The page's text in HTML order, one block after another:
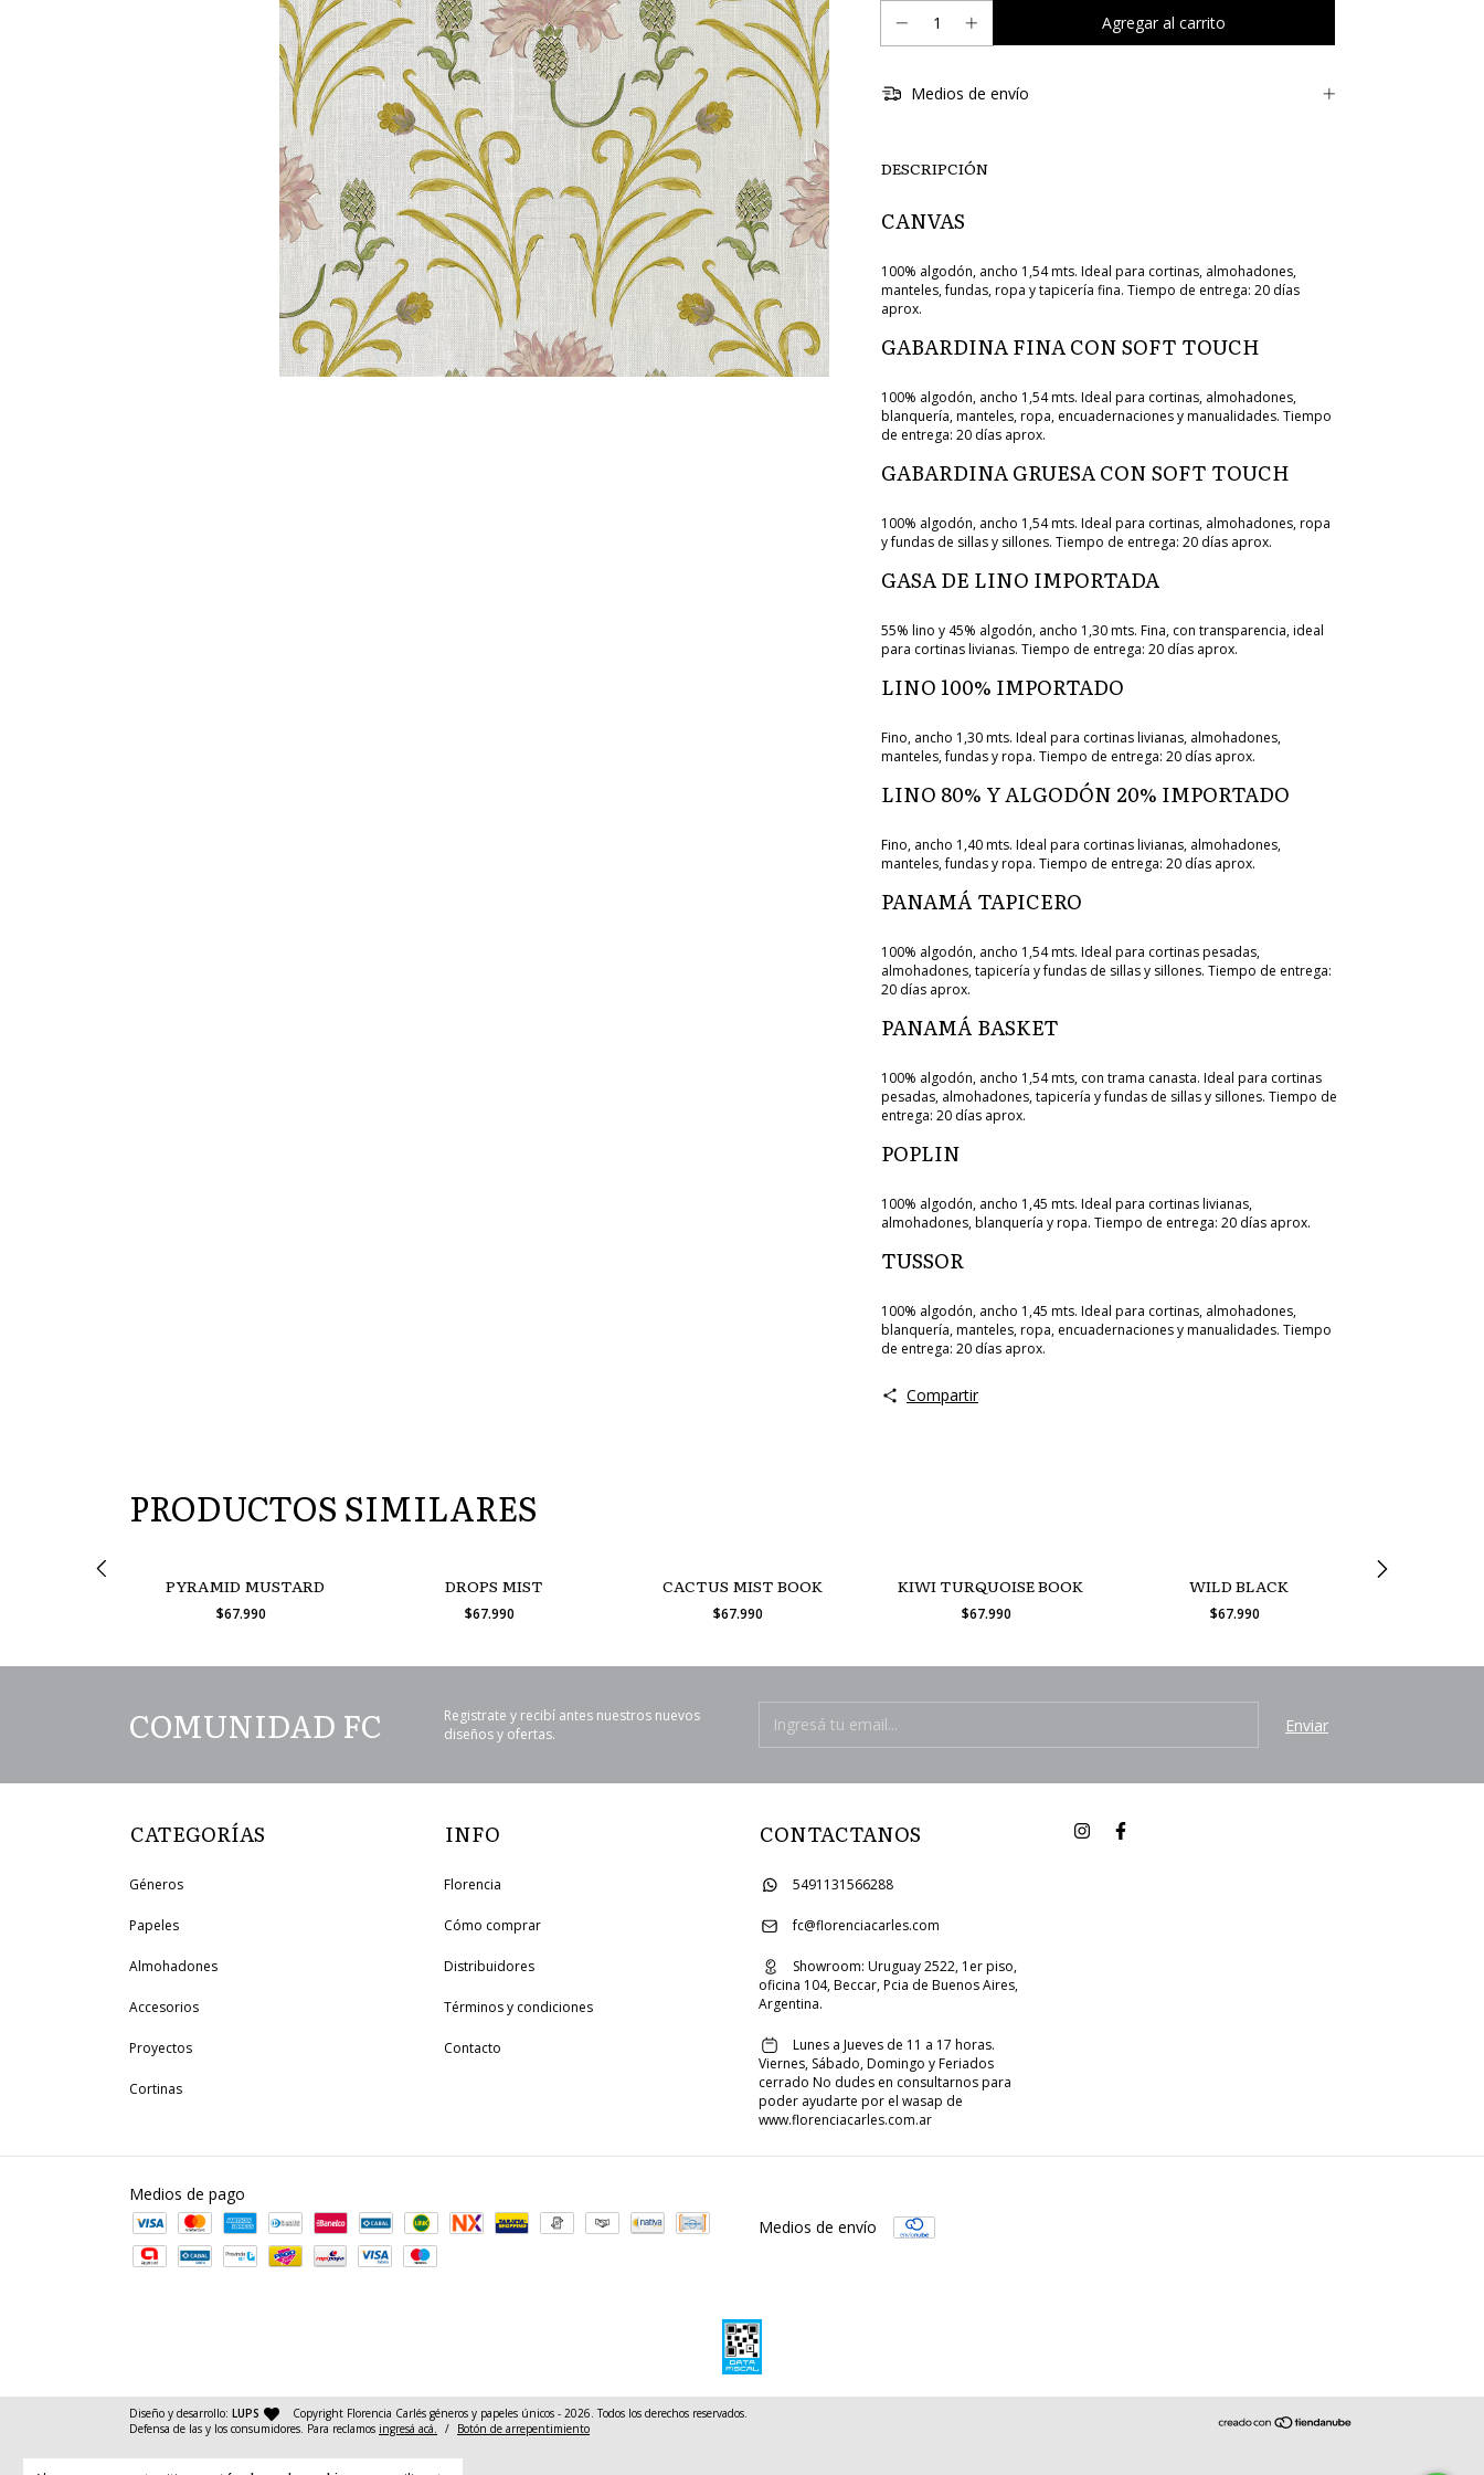
Medios de envío
DESCRIPCIÓN
CANVAS
100% algodón, ancho 1,54 mts. Ideal para cortinas, almohadones,
manteles, fundas, ropa y tapicería fina. Tiempo de entrega: 20 días
aprox.
GABARDINA FINA CON SOFT TOUCH
100% algodón, ancho 1,54 mts. Ideal para cortinas, almohadones,
blanquería, manteles, ropa, encuadernaciones y manualidades. Tiempo
de entrega: 20 días aprox.
GABARDINA GRUESA CON SOFT TOUCH
100% algodón, ancho 1,54 mts. Ideal para cortinas, almohadones, ropa
y fundas de sillas y sillones. Tiempo de entrega: 20 días aprox.
GASA DE LINO IMPORTADA
55% lino y 45% algodón, ancho 1,30 mts. Fina, con transparencia, ideal
para cortinas livianas. Tiempo de entrega: 20 días aprox.
LINO 100% IMPORTADO
Fino, ancho 1,30 mts. Ideal para cortinas livianas, almohadones,
manteles, fundas y ropa. Tiempo de entrega: 20 días aprox.
LINO 80% Y ALGODÓN 20% IMPORTADO
Fino, ancho 1,40 mts. Ideal para cortinas livianas, almohadones,
manteles, fundas y ropa. Tiempo de entrega: 20 días aprox.
PANAMÁ TAPICERO
100% algodón, ancho 1,54 mts. Ideal para cortinas pesadas,
almohadones, tapicería y fundas de sillas y sillones. Tiempo de entrega:
20 días aprox.
PANAMÁ BASKET
100% algodón, ancho 1,54 mts, con trama canasta. Ideal para cortinas
pesadas, almohadones, tapicería y fundas de sillas y sillones. Tiempo de
entrega: 20 días aprox.
POPLIN
100% algodón, ancho 1,45 mts. Ideal para cortinas livianas,
almohadones, blanquería y ropa. Tiempo de entrega: 20 días aprox.
TUSSOR
100% algodón, ancho 1,45 mts. Ideal para cortinas, almohadones,
blanquería, manteles, ropa, encuadernaciones y manualidades. Tiempo
de entrega: 20 días aprox.
Compartir
PRODUCTOS SIMILARES
PYRAMID MUSTARD
$67.990
DROPS MIST
$67.990
CACTUS MIST BOOK
$67.990
KIWI TURQUOISE BOOK
$67.990
WILD BLACK
$67.990
COMUNIDAD FC
Registrate y recibí antes nuestros nuevos
diseños y ofertas.
CATEGORÍAS
Géneros
Papeles
Almohadones
Accesorios
Proyectos
Cortinas
INFO
Florencia
Cómo comprar
Distribuidores
Términos y condiciones
Contacto
CONTACTANOS
5491131566288
fc@florenciacarles.com
Showroom: Uruguay 2522, 1er piso,
oficina 104, Beccar, Pcia de Buenos Aires,
Argentina.
Lunes a Jueves de 11 a 17 horas.
Viernes, Sábado, Domingo y Feriados
cerrado No dudes en consultarnos para
poder ayudarte por el wasap de
www.florenciacarles.com.ar
Medios de pago
Medios de envío
Diseño y desarrollo: LUPS — agencia de diseño y desarrollo web
Copyright Florencia Carlés géneros y papeles únicos - 2026. Todos los derechos reservados.
Defensa de las y los consumidores. Para reclamos ingresá acá. / Botón de arrepentimiento